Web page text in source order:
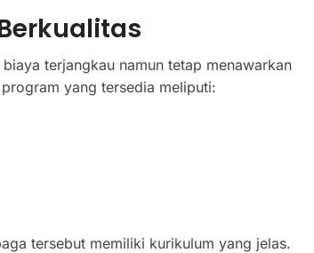
terjangkau namun tetap menawarkan
yang tersedia meliputi:
tersebut memiliki kurikulum yang jelas.